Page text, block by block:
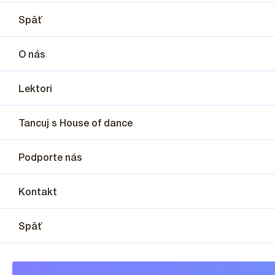
Späť
O nás
Lektori
Tancuj s House of dance
Podporte nás
Kontakt
Späť